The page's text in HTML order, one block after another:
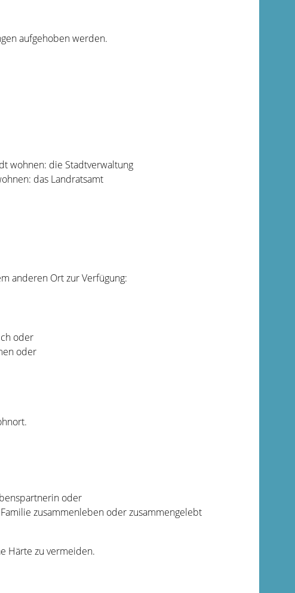
aufgehoben werden.
wohnen: die Stadtverwaltung
das Landratsamt
anderen Ort zur Verfügung:
oder
oder
oder
zusammenleben oder zusammengelebt
Härte zu vermeiden.